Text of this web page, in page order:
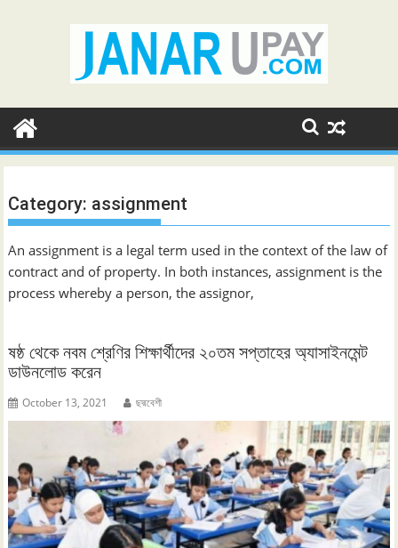
Category: assignment
An assignment is a legal term used in the context of the law of
contract and of property. In both instances, assignment is the
process whereby a person, the assignor,
ষষ্ঠ থেকে নবম শ্রেণির শিক্ষার্থীদের ২০তম সপ্তাহের অ্যাসাইনমেন্ট
ডাউনলোড করেন
October 13, 2021 ছদ্মবেশী